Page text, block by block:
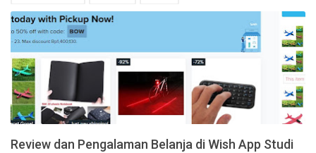
Review dan Pengalaman Belanja di Wish App Studi